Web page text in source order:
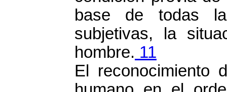
base de todas
subjetivas, la
hombre. 11
El reconocimiento